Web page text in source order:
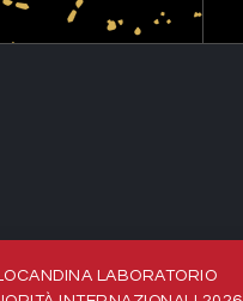
LABORATORIO